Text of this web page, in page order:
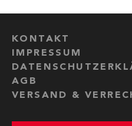
KONTAKT
IMPRESSUM
AGB
VERSAND &